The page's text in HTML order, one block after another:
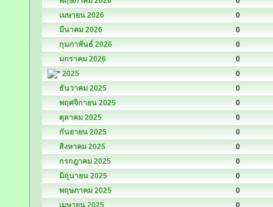
เมษายน 2026
0
มีนาคม 2026
0
กุมภาพันธ์ 2026
0
มกราคม 2026
0
2025
0
ธันวาคม 2025
0
พฤศจิกายน 2025
0
ตุลาคม 2025
0
กันยายน 2025
0
สิงหาคม 2025
0
กรกฎาคม 2025
0
มิถุนายน 2025
0
พฤษภาคม 2025
0